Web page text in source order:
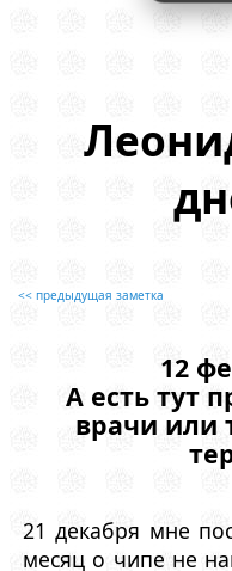
<< предыдущая заметка
12
А есть тут
врачи или
21 декабря мне
месяц о чипе не